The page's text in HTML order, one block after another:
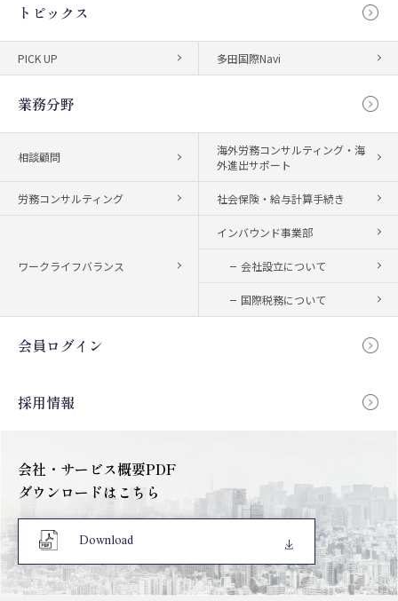
トピックス
PICK UP 多田国際Navi
業務分野
相談顧問
海外労務コンサルティング・海
外進出サポート
労務コンサルティング 社会保険・給与計算手続き
ワークライフバランス
インバウンド事業部
会社設立について
国際税務について
会員ログイン
採用情報
会社・サービス概要PDF
ダウンロードはこちら
Download